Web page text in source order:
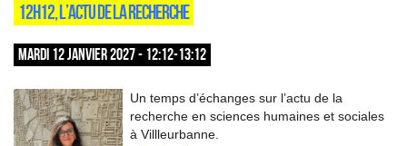
12H12, L’ACTU DE LA RECHERCHE
MARDI 12 JANVIER 2027 - 12:12-13:12
Un temps d’échanges sur l’actu de la
recherche en sciences humaines et sociales
à Villleurbanne.